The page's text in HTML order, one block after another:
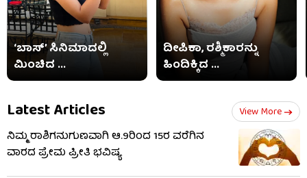
‘ಬಾಸ್’ ಸಿನಿಮಾದಲ್ಲಿ
ಮಿಂಚಿದ ...
ದೀಪಿಕಾ, ರಶ್ಮಿಕಾರನ್ನು
ಹಿಂದಿಕ್ಕಿದ ...
Latest Articles View More
ನಿಮ್ಮ ರಾಶಿಗನುಗುಣವಾಗಿ ಆ.9ರಿಂದ 15ರ ವರೆಗಿನ
ವಾರದ ಪ್ರೇಮ ಪ್ರೀತಿ ಭವಿಷ್ಯ